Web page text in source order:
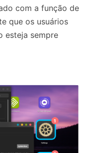
com a função de
que os usuários
esteja sempre